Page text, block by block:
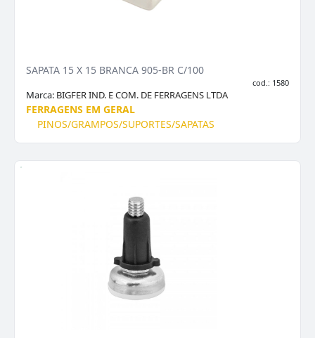
SAPATA 15 X 15 BRANCA 905-BR C/100
cod.: 1580
Marca: BIGFER IND. E COM. DE FERRAGENS LTDA
FERRAGENS EM GERAL
PINOS/GRAMPOS/SUPORTES/SAPATAS